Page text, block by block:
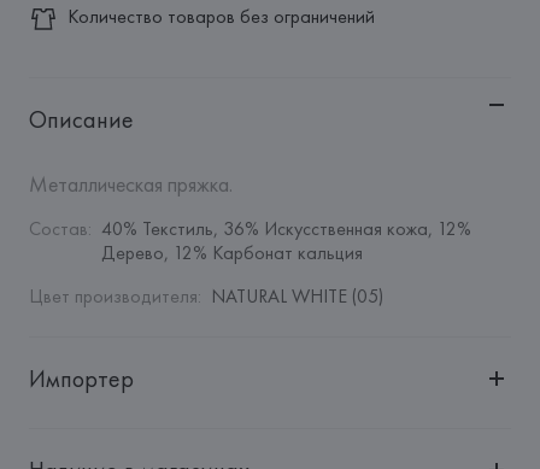
Количество товаров без ограничений
Описание
Металлическая пряжка.
Состав: 40% Текстиль, 36% Искусственная кожа, 12%
Дерево, 12% Карбонат кальция
Цвет производителя: NATURAL WHITE (05)
Импортер